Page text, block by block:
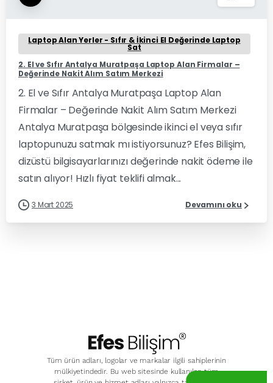
Laptop Alan Yerler - Sıfır & İkinci El Değerinde Laptop
Sat
2. El ve Sıfır Antalya Muratpaşa Laptop Alan Firmalar –
Değerinde Nakit Alım Satım Merkezi
2. El ve Sıfır Antalya Muratpaşa Laptop Alan
Firmalar – Değerinde Nakit Alım Satım Merkezi
Antalya Muratpaşa bölgesinde ikinci el veya sıfır
laptopunuzu satmak mı istiyorsunuz? Efes Bilişim,
dizüstü bilgisayarlarınızı değerinde nakit ödeme ile
satın alıyor! Hızlı fiyat teklifi almak...
3 Mart 2025 Devamını oku
Tüm ürün adları, logolar ve markalar ilgili sahiplerinin
mülkiyetindedir. Bu web sitesinde kullanılan tüm